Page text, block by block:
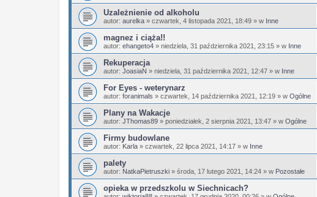
Uzależnienie od alkoholu
autor: aurelka » czwartek, 4 listopada 2021, 18:49 » w Inne
magnez i ciąża!!
autor: ehangeto4 » niedziela, 31 października 2021, 23:15 » w Inne
Rekuperacja
autor: JoasiaN » niedziela, 31 października 2021, 12:47 » w Inne
For Eyes - weterynarz
autor: foranimals » czwartek, 14 października 2021, 12:19 » w Ogólne
Plany na Wakacje
autor: JThomas89 » poniedziałek, 2 sierpnia 2021, 13:47 » w Ogólne
Firmy budowlane
autor: Karla » czwartek, 22 lipca 2021, 14:17 » w Inne
palety
autor: NatkaPietruszki » środa, 17 lutego 2021, 14:24 » w Pozostałe
opieka w przedszkolu w Siechnicach?